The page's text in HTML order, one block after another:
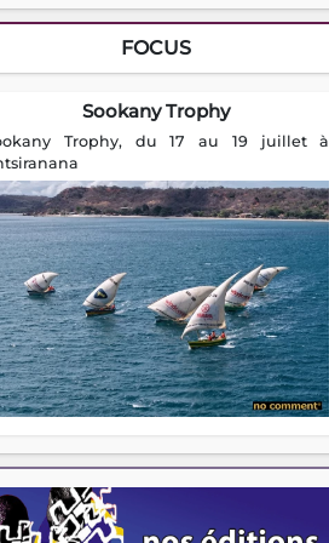
FOCUS
Sookany Trophy
Trophy, du 17 au 19 juillet à